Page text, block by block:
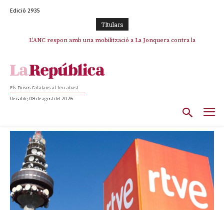
Edició 2935
TItulars
L’ANC respon amb una mobilització a La Jonquera contra la
Els Països Catalans al teu abast
Dissabte, 08 de agost del 2026